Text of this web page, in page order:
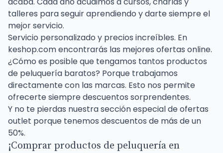
talleres para seguir aprendiendo y darte siempre el
mejor servicio.
Servicio personalizado y precios increíbles. En
keshop.com encontrarás las mejores ofertas online.
¿Cómo es posible que tengamos tantos productos
de peluquería baratos? Porque trabajamos
directamente con las marcas. Esto nos permite
ofrecerte siempre descuentos sorprendentes.
Y no te pierdas nuestra sección especial de ofertas
outlet porque tenemos descuentos de más de un
50%.
¡Comprar productos de peluquería en